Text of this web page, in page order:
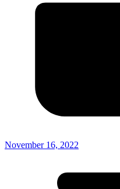
November 16, 2022